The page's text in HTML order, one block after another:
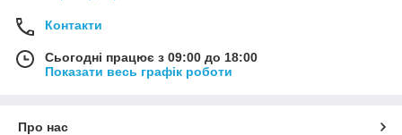
Контакти
Сьогодні працює з 09:00 до 18:00
Показати весь графік роботи
Про нас